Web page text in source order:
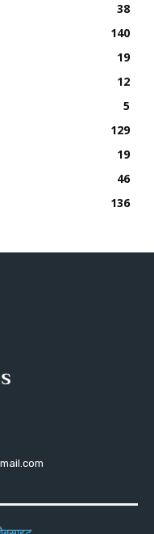
38
140
19
12
5
129
19
46
136